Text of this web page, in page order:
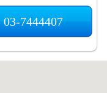
03-7444407